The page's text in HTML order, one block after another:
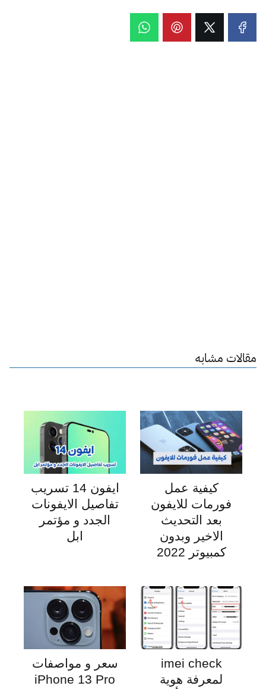
مقالات مشابه
كيفية عمل
فورمات للايفون
بعد التحديث
الاخير وبدون
كمبيوتر 2022
ايفون 14 تسريب
تفاصيل الايفونات
الجدد و مؤتمر
ابل
imei check
لمعرفة هوية
سعر و مواصفات
iPhone 13 Pro